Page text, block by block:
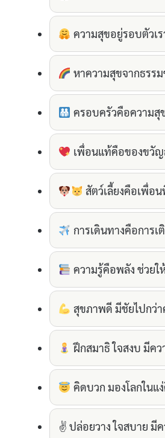
ความสุขอยู่รอบตัวเร
หาความสุขจากธรร
ครอบครัวคือความสุ
เพื่อนแท้คือของขวัญ
สัตว์เลี้ยงคือเพื่อ
การเดินทางคือการเ
ความรู้คือพลัง ช่วย
สุขภาพดี มีชัยไปกว่า
ฝึกสมาธิ ใจสงบ มีค
คิดบวก มองโลกในแ
✌️ ปล่อยวาง ใจสบาย มี